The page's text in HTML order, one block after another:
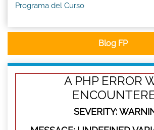
Programa del Curso
Blog FP
A PHP ERROR
SEVERITY: